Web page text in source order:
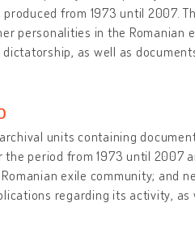
from 1973 until 2007.
personalities in the Romanian
as well as
archival units containing
period from 1973 until 2007
exile community; and
regarding its activity, as